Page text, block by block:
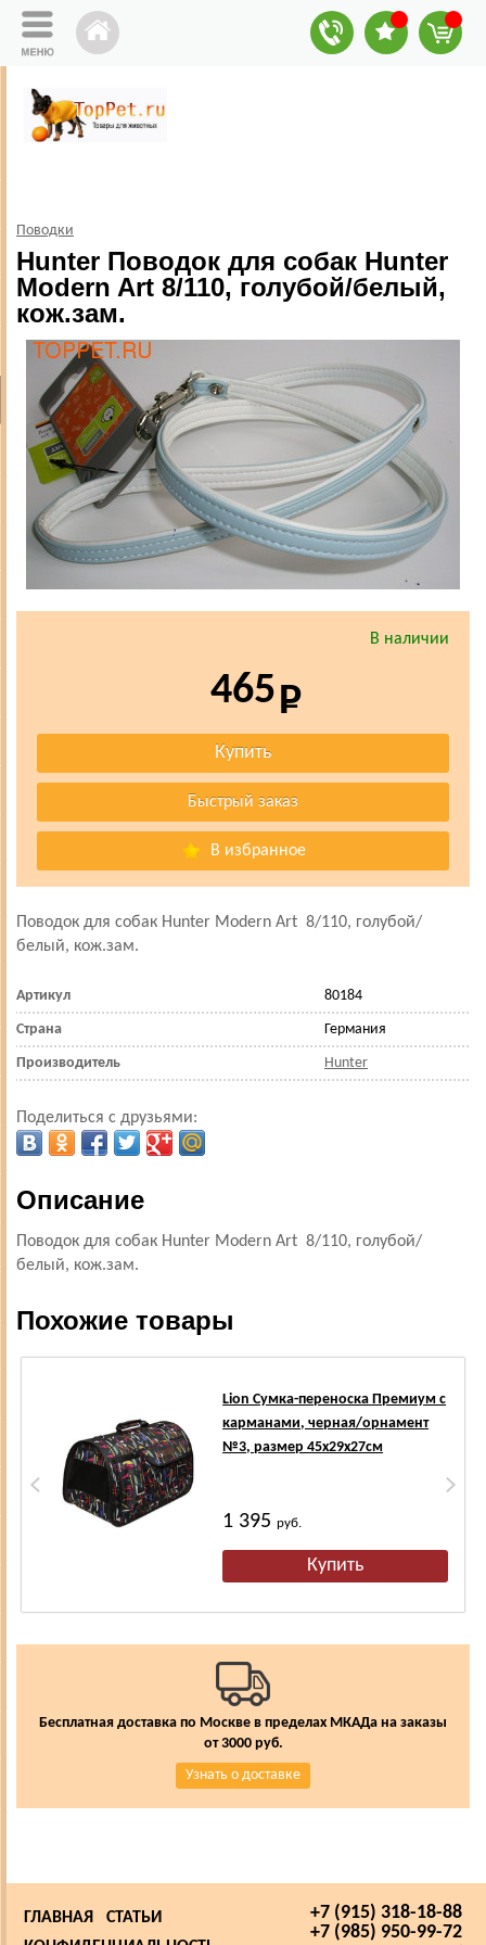
Поводки
Hunter Поводок для собак Hunter
Modern Art 8/110, голубой/белый,
кож.зам.
В наличии
465
В избранное
Поводок для собак Hunter Modern Art 8/110, голубой/
белый, кож.зам.
Артикул 80184
Страна Германия
Производитель Hunter
Поделиться с друзьями:
Описание
Поводок для собак Hunter Modern Art 8/110, голубой/
белый, кож.зам.
Похожие товары
Lion Сумка-переноска Премиум с
карманами, черная/орнамент
№3, размер 45х29х27см
1 395руб.
Бесплатная доставка по Москве в пределах МКАДа на заказы
от 3000 руб.
Узнать о доставке
+7 (915) 318-18-88
+7 (985) 950-99-72
ГЛАВНАЯ
СТАТЬИ